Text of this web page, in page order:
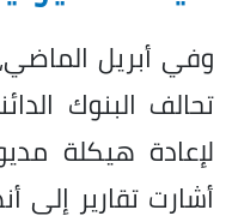
وفي أبريل
تحالف البنوك
لإعادة هيكلة